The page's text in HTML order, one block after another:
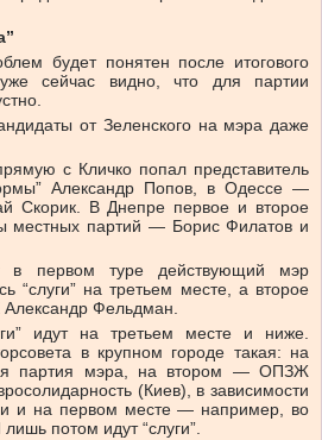
будет понятен после итогового
сейчас видно, что для партии
от Зеленского на мэра даже
с Кличко попал представитель
Александр Попов, в Одессе —
Скорик. В Днепре первое и второе
местных партий — Борис Филатов и
в первом туре действующий мэр
“слуги” на третьем месте, а второе
Фельдман.
идут на третьем месте и ниже.
в крупном городе такая: на
партия мэра, на втором — ОПЗЖ
(Киев), в зависимости
и на первом месте — например, во
потом идут “слуги”.